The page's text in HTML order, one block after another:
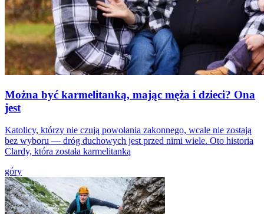
Można być karmelitanką, mając męża i dzieci? Ona
jest
Katolicy, którzy nie czują powołania zakonnego, wcale nie zostają
bez wyboru — dróg duchowych jest przed nimi wiele. Oto historia
Clardy, która została karmelitanką
góry